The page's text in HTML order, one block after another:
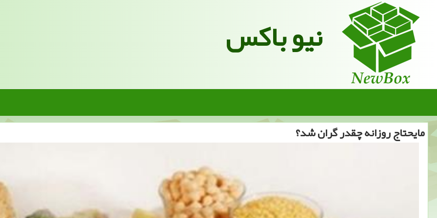
نیو باکس
مایحتاج روزانه چقدر گران شد؟